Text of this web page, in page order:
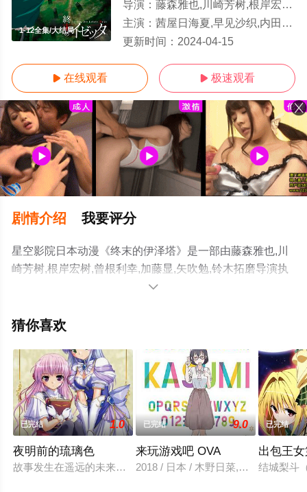
1-12全集/大结局
导演： 藤森雅也,川崎芳树,根岸宏树,曾根利幸,加藤显,矢吹勉,铃木拓磨
主演： 茜屋日海夏,早见沙织,内田彩,东山奈央,花泽香菜,诹访部顺一,高桥广树,花江夏树,大桥贤一郎,细谷佳正,游佐浩二,置鲇龙太郎,间岛淳司,平川大辅,森川
更新时间： 2024-04-15
 在线观看  极速观看
剧情介绍 我要评分
星空影院日本动漫《终末的伊泽塔》是一部由藤森雅也,川
崎芳树,根岸宏树,曾根利幸,加藤显,矢吹勉,铃木拓磨导演执
导，茜屋日海夏,早见沙织,内田彩,东山奈央,花泽香菜,诹访
置鲇龙太郎,间岛淳司,平川大辅,森川智之,山寺宏一,盐屋浩
井笙人,绵贯龙之介,井上喜久子,雨宫天,等演员精彩演绎的
日本动漫，大结局剧情已揭晓（1-12全集），手机免费观
看高清无删减完整版动漫全集就上星空电影网，更多相关
信息可移步至豆瓣动漫、电视猫或剧情网等平台了解。

猜你喜欢
已完结 1.0
夜明前的琉璃色
故事发生在遥远的未来，彼时，人类早已经开始向月球移居，
已完结 9.0
来玩游戏吧 OVA
2018 / 日本 / 木野日菜,长江里加,小
已完结
出包王
结城梨斗